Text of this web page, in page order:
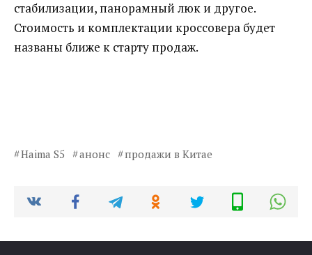
стабилизации, панорамный люк и другое.
Стоимость и комплектации кроссовера будет
названы ближе к старту продаж.
Haima S5 анонс продажи в Китае